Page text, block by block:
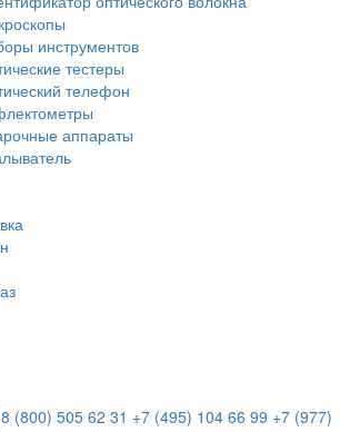
инструментов
тестеры
телефон
аппараты
8 (800) 505 62 31 +7 (495) 104 66 99 +7 (977)